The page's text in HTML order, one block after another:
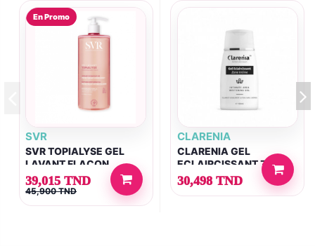
En Promo
SVR
SVR TOPIALYSE GEL
LAVANT FLACON
POMPE 1L
39,015 TND
45,900 TND
CLARENIA
CLARENIA GEL
ECLAIRCISSANT ZONE
INTIME
30,498 TND